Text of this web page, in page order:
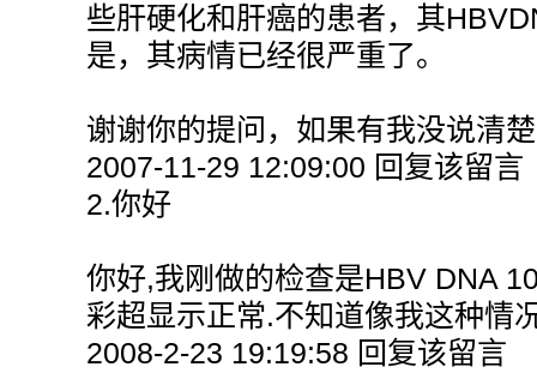
些肝硬化和肝癌的患者，其
是，其病情已经很严重了。
谢谢你的提问，如果有我没说清
2007-11-29 12:09:00 回复该留言
2.你好
你好,我刚做的检查是HBV DNA
彩超显示正常.不知道像我这种情
2008-2-23 19:19:58 回复该留言